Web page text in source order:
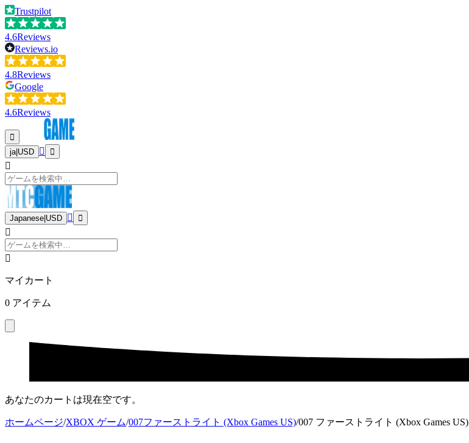
Trustpilot
4.6Reviews
Reviews.io
4.8Reviews
Google
4.6Reviews
ja| USD
Japanese USD
マイカート
0 アイテム
あなたのカートは現在空です。
ホームページ/XBOX ゲーム/007ファーストライト (Xbox Games US)/007 ファーストライト (Xbox Games US)